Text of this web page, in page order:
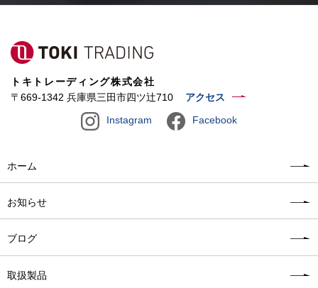
トキトレーディング株式会社
〒669-1342 兵庫県三田市四ツ辻710
アクセス
Instagram Facebook
ホーム
お知らせ
ブログ
取扱製品